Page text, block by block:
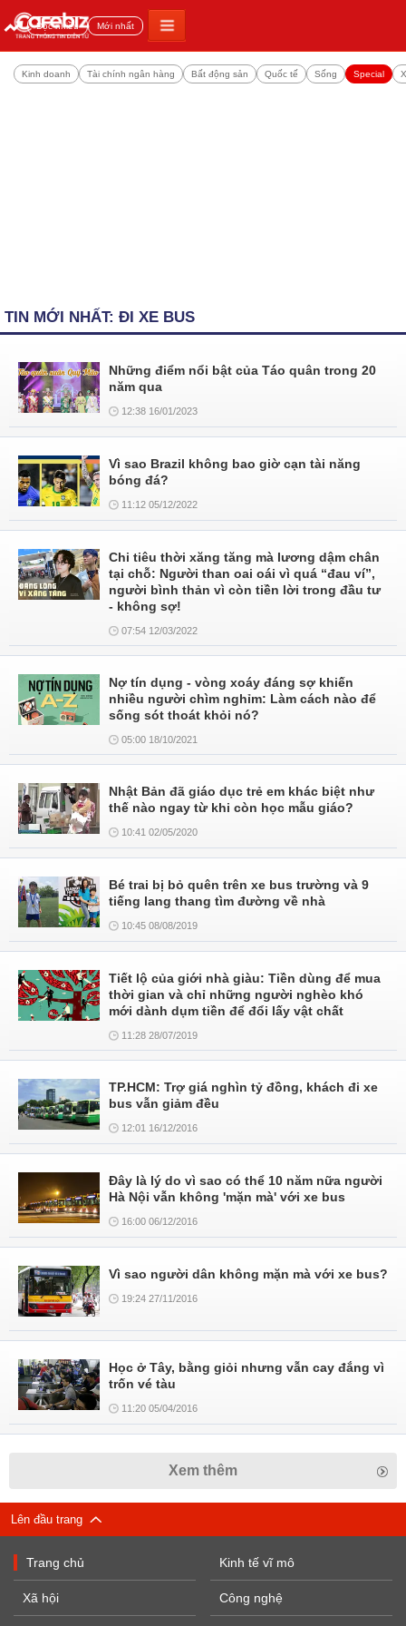
Đọc nhiều Mới nhất
Kinh doanh Tài chính ngân hàng Bất động sản Quốc tế Sống Special
TIN MỚI NHẤT: ĐI XE BUS
Những điểm nổi bật của Táo quân trong 20
năm qua
12:38 16/01/2023
Vì sao Brazil không bao giờ cạn tài năng
bóng đá?
11:12 05/12/2022
Chi tiêu thời xăng tăng mà lương dậm chân
tại chỗ: Người than oai oái vì quá “đau ví”,
người bình thản vì còn tiền lời trong đầu tư
- không sợ!
07:54 12/03/2022
Nợ tín dụng - vòng xoáy đáng sợ khiến
nhiều người chìm nghỉm: Làm cách nào để
sống sót thoát khỏi nó?
05:00 18/10/2021
Nhật Bản đã giáo dục trẻ em khác biệt như
thế nào ngay từ khi còn học mẫu giáo?
10:41 02/05/2020
Bé trai bị bỏ quên trên xe bus trường và 9
tiếng lang thang tìm đường về nhà
10:45 08/08/2019
Tiết lộ của giới nhà giàu: Tiền dùng để mua
thời gian và chỉ những người nghèo khó
mới dành dụm tiền để đổi lấy vật chất
11:28 28/07/2019
TP.HCM: Trợ giá nghìn tỷ đồng, khách đi xe
bus vẫn giảm đều
12:01 16/12/2016
Đây là lý do vì sao có thể 10 năm nữa người
Hà Nội vẫn không 'mặn mà' với xe bus
16:00 06/12/2016
Vì sao người dân không mặn mà với xe bus?
19:24 27/11/2016
Học ở Tây, bằng giỏi nhưng vẫn cay đắng vì
trốn vé tàu
11:20 05/04/2016
Xem thêm
Lên đầu trang
Trang chủ
Xã hội
Kinh tế vĩ mô
Công nghệ